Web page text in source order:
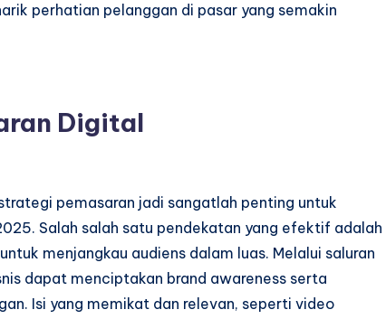
perhatian pelanggan di pasar yang semakin
Digital
pemasaran jadi sangatlah penting untuk
Salah salah satu pendekatan yang efektif adalah
menjangkau audiens dalam luas. Melalui saluran
dapat menciptakan brand awareness serta
Isi yang memikat dan relevan, seperti video